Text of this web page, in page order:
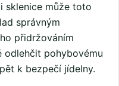
sklenice může toto
správným
přidržováním
odlehčit pohybovému
k bezpečí jídelny.